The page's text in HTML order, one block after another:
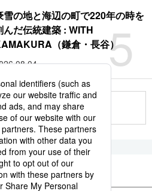
5
雪の地と海辺の町で220年の時を
んだ伝統建築 : WITH
（鎌倉・長谷）
と見る